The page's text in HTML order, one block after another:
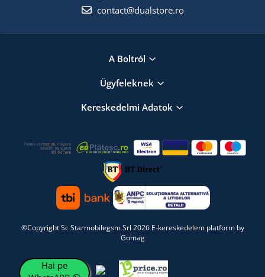
contact@dualstore.ro
A Boltról
Ügyfeleknek
Kereskedelmi Adatok
©Copyright Sc Starmobilegsm Srl 2026 E-kereskedelem platform by
Gomag
Hai pe